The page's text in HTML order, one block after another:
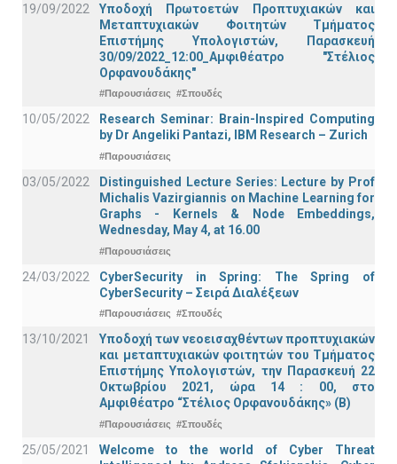
19/09/2022
Υποδοχή Πρωτοετών Προπτυχιακών και
Μεταπτυχιακών Φοιτητών Τμήματος
Επιστήμης Υπολογιστών, Παρασκευή
30/09/2022_12:00_Αμφιθέατρο "Στέλιος
Ορφανουδάκης"
#Παρουσιάσεις #Σπουδές
10/05/2022
Research Seminar: Brain-Inspired Computing
by Dr Angeliki Pantazi, IBM Research – Zurich
#Παρουσιάσεις
03/05/2022
Distinguished Lecture Series: Lecture by Prof
Michalis Vazirgiannis on Machine Learning for
Graphs - Kernels & Νode Εmbeddings,
Wednesday, May 4, at 16.00
#Παρουσιάσεις
24/03/2022
CyberSecurity in Spring: The Spring of
CyberSecurity – Σειρά Διαλέξεων
#Παρουσιάσεις #Σπουδές
13/10/2021
Υποδοχή των νεοεισαχθέντων προπτυχιακών
και μεταπτυχιακών φοιτητών του Τμήματος
Επιστήμης Υπολογιστών, την Παρασκευή 22
Οκτωβρίου 2021, ώρα 14 : 00, στο
Αμφιθέατρο “Στέλιος Ορφανουδάκης» (Β)
#Παρουσιάσεις #Σπουδές
25/05/2021
Welcome to the world of Cyber Threat